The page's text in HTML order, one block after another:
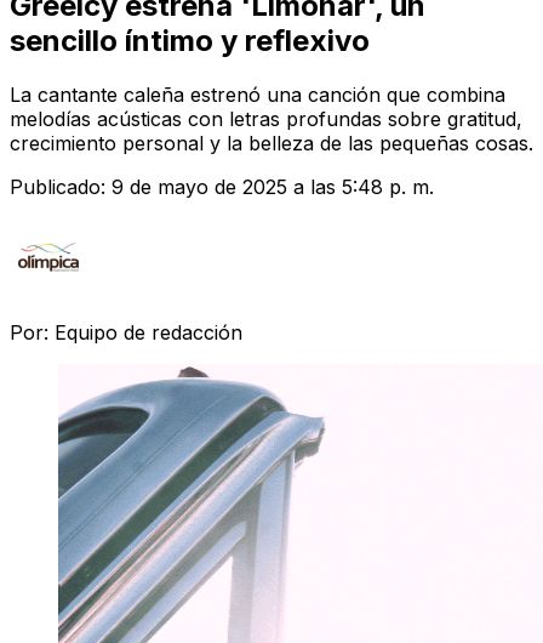
sencillo íntimo y reflexivo
La cantante caleña estrenó una canción que combina
melodías acústicas con letras profundas sobre gratitud,
crecimiento personal y la belleza de las pequeñas cosas.
Publicado: 9 de mayo de 2025 a las 5:48 p. m.
Por: Equipo de redacción